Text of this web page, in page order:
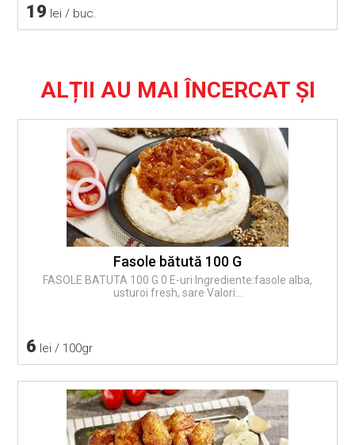
19 lei / buc.
ALȚII AU MAI ÎNCERCAT ȘI
Fasole bătută 100 G
FASOLE BATUTA 100 G 0 E-uri Ingrediente:fasole alba,
usturoi fresh, sare Valori...
6 lei / 100gr